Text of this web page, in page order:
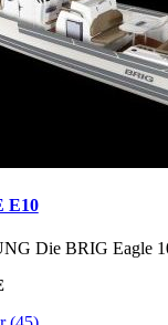
E10
Die BRIG Eagle